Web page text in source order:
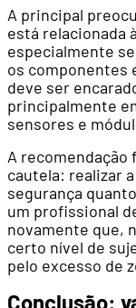
A principal
está relacionada
especialmente
os componentes
deve ser
principalmente
sensores e
A recomendação
cautela: realizar
segurança
um profissional
novamente que,
certo nível de
pelo excesso de
Conclusão: